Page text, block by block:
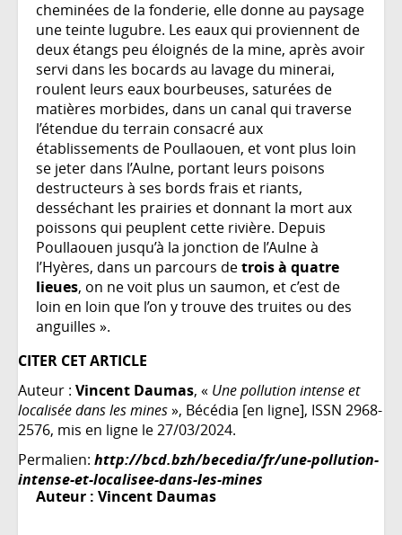
cheminées de la fonderie, elle donne au paysage
une teinte lugubre. Les eaux qui proviennent de
deux étangs peu éloignés de la mine, après avoir
servi dans les bocards au lavage du minerai,
roulent leurs eaux bourbeuses, saturées de
matières morbides, dans un canal qui traverse
l’étendue du terrain consacré aux
établissements de Poullaouen, et vont plus loin
se jeter dans l’Aulne, portant leurs poisons
destructeurs à ses bords frais et riants,
desséchant les prairies et donnant la mort aux
poissons qui peuplent cette rivière. Depuis
Poullaouen jusqu’à la jonction de l’Aulne à
l’Hyères, dans un parcours detrois à quatre
lieues, on ne voit plus un saumon, et c’est de
loin en loin que l’on y trouve des truites ou des
anguilles ».
CITER CET ARTICLE
Auteur : Vincent Daumas, « Une pollution intense et
localisée dans les mines», Bécédia [en ligne], ISSN 2968-
2576, mis en ligne le 27/03/2024.
Permalien: http://bcd.bzh/becedia/fr/une-pollution-
intense-et-localisee-dans-les-mines
Auteur : Vincent Daumas